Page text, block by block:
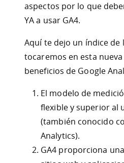
aspectos por lo que
YA a usar GA4.
Aquí te dejo un índice de
tocaremos en esta
beneficios de Google
El modelo de
flexible y superior al
(también conocido
Analytics).
GA4 proporciona